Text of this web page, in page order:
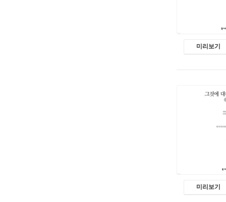
미리보기
미리보기